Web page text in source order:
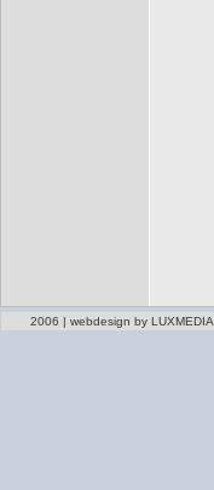
2006 | webdesign by LUXMEDIA